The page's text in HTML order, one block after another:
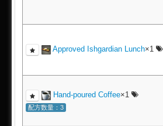
Approved Ishgardian Lunch×1
Hand-poured Coffee×1
配方数量：3